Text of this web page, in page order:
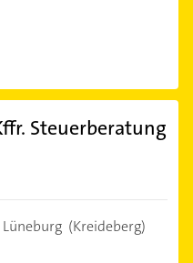
Steuerberatung
(Kreideberg)